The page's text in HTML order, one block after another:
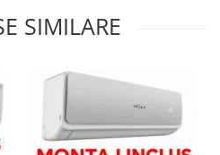
SIMILARE